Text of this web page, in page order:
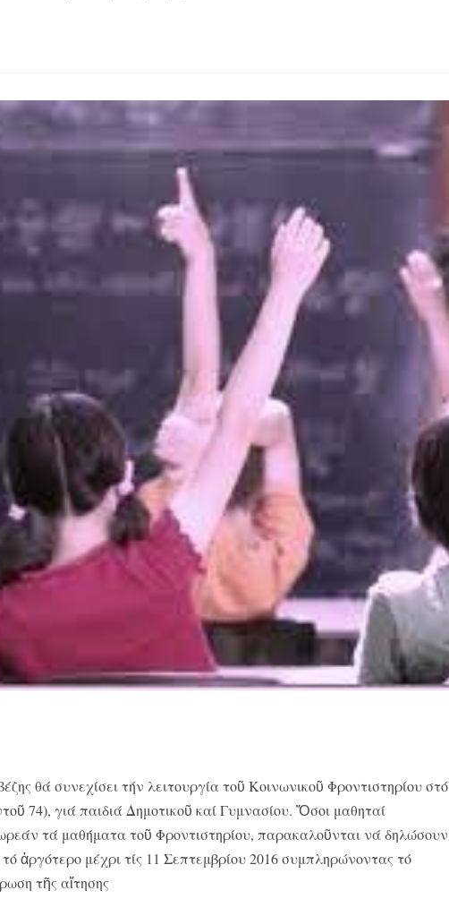
θά συνεχίσει τήν λειτουργία τοῦ Κοινωνικοῦ Φροντιστηρίου στό
74), γιά παιδιά Δημοτικοῦ καί Γυμνασίου. Ὅσοι μαθηταί
τά μαθήματα τοῦ Φροντιστηρίου, παρακαλοῦνται νά δηλώσουν
ἀργότερο μέχρι τίς 11 Σεπτεμβρίου 2016 συμπληρώνοντας τό
τῆς αἴτησης